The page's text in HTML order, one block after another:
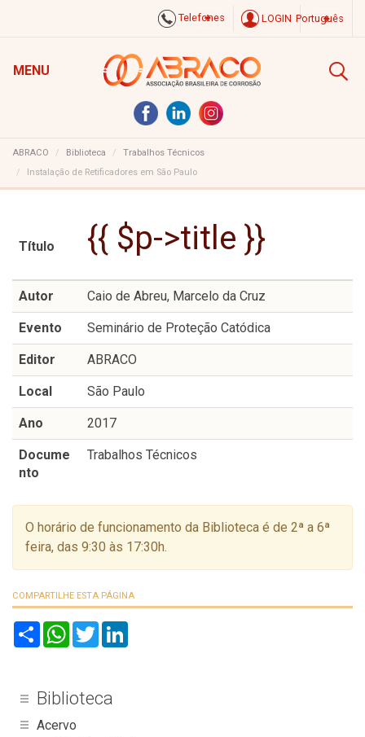
Telefones LOGIN Português
MENU
ABRACO Biblioteca
Trabalhos Técnicos
Instalação de Retificadores em São Paulo
Título {{ $p->title }}
Autor Caio de Abreu, Marcelo da Cruz
Evento Seminário de Proteção Catódica
Editor ABRACO
Local São Paulo
Ano 2017
Docume
nto
Trabalhos Técnicos
O horário de funcionamento da Biblioteca é de 2ª a 6ª
feira, das 9:30 às 17:30h.
COMPARTILHE ESTA PÁGINA
S
W
A
p
T
w
e
r
Biblioteca
Acervo